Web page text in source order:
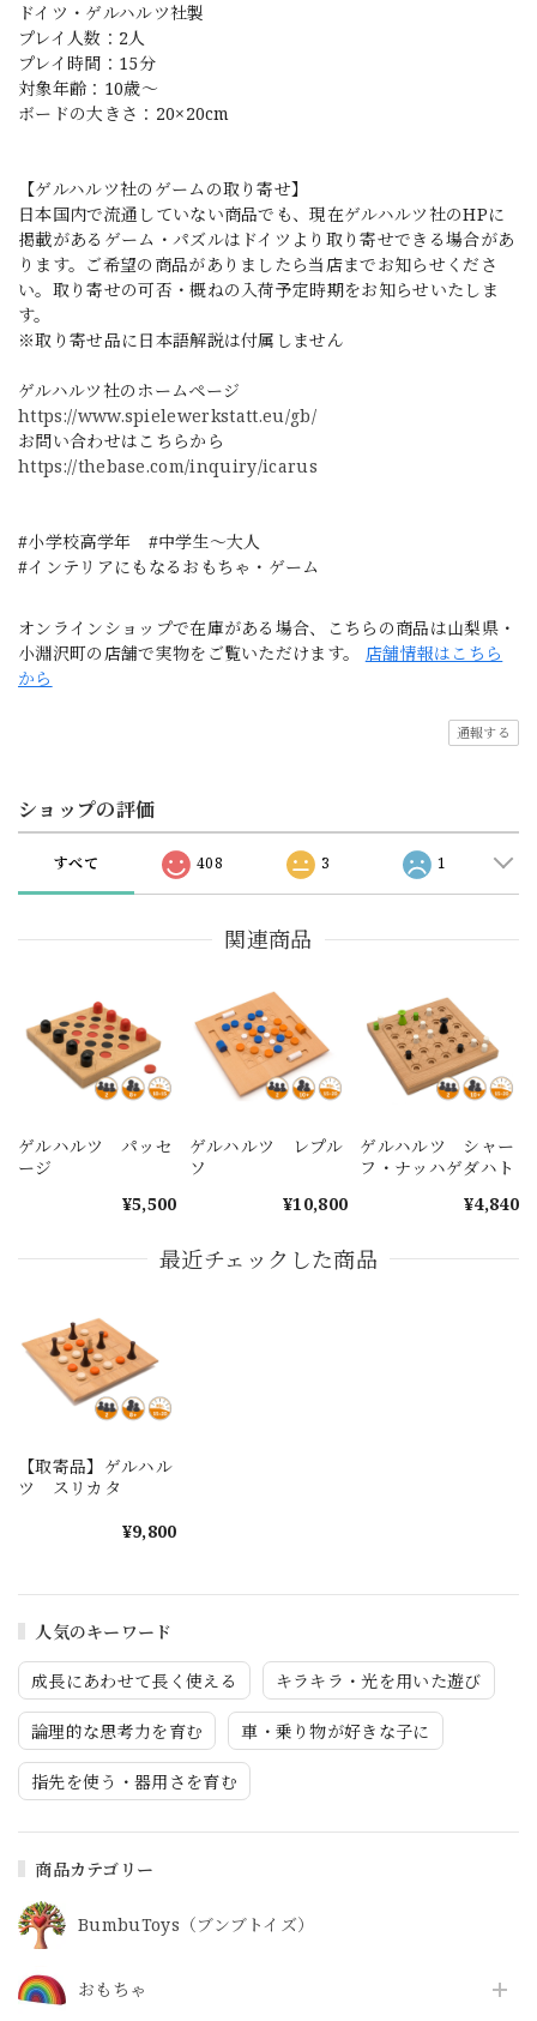
人気のキーワード
成長にあわせて長く使える キラキラ・光を用いた遊び
論理的な思考力を育む 車・乗り物が好きな子に
指先を使う・器用さを育む
商品カテゴリー
BumbuToys（ブンブトイズ）
おもちゃ
ドイツ・ゲルハルツ社製
プレイ人数：2人
プレイ時間：15分
対象年齢：10歳〜
ボードの大きさ：20×20cm
【ゲルハルツ社のゲームの取り寄せ】
日本国内で流通していない商品でも、現在ゲルハルツ社のHPに
掲載があるゲーム・パズルはドイツより取り寄せできる場合があ
ります。ご希望の商品がありましたら当店までお知らせくださ
い。取り寄せの可否・概ねの入荷予定時期をお知らせいたしま
す。
※取り寄せ品に日本語解説は付属しません
ゲルハルツ社のホームページ
https://www.spielewerkstatt.eu/gb/
お問い合わせはこちらから
https://thebase.com/inquiry/icarus
#小学校高学年 #中学生〜大人
#インテリアにもなるおもちゃ・ゲーム
オンラインショップで在庫がある場合、こちらの商品は山梨県・
小淵沢町の店舗で実物をご覧いただけます。 店舗情報はこちら
から
通報する
ショップの評価
すべて 408 3 1
関連商品
ゲルハルツ パッセ
ージ
¥5,500
ゲルハルツ レプル
ソ
¥10,800
ゲルハルツ シャー
フ・ナッハゲダハト
¥4,840
最近チェックした商品
【取寄品】ゲルハル
ツ スリカタ
¥9,800